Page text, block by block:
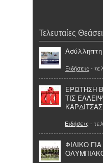
Τελευταίες
Ειδήσεις -
ΕΡΩΤΗΣΗ
ΤΙΣ
ΚΑΡΔΙΤΣΑΣ
Ειδήσεις -
ΦΙΛΙΚΟ